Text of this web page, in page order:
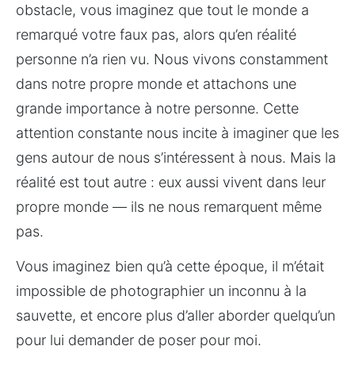
obstacle, vous imaginez que tout le monde a
remarqué votre faux pas, alors qu’en réalité
personne n’a rien vu. Nous vivons constamment
dans notre propre monde et attachons une
grande importance à notre personne. Cette
attention constante nous incite à imaginer que les
gens autour de nous s’intéressent à nous. Mais la
réalité est tout autre : eux aussi vivent dans leur
propre monde — ils ne nous remarquent même
pas.
Vous imaginez bien qu’à cette époque, il m’était
impossible de photographier un inconnu à la
sauvette, et encore plus d’aller aborder quelqu’un
pour lui demander de poser pour moi.